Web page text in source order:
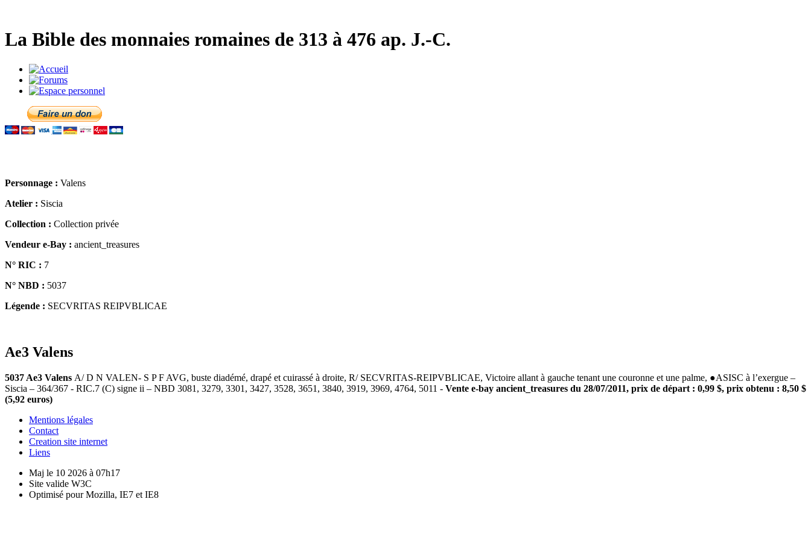
La Bible des monnaies romaines de 313 à 476 ap. J.-C.
Personnage : Valens
Atelier : Siscia
Collection : Collection privée
Vendeur e-Bay : ancient_treasures
N° RIC : 7
N° NBD : 5037
Légende : SECVRITAS REIPVBLICAE
Ae3 Valens
5037 Ae3 Valens A/ D N VALEN- S P F AVG, buste diadémé, drapé et cuirassé à droite, R/ SECVRITAS-REIPVBLICAE, Victoire allant à gauche tenant une couronne et une palme, ●ASISC à l’exergue –
Siscia – 364/367 - RIC.7 (C) signe ii – NBD 3081, 3279, 3301, 3427, 3528, 3651, 3840, 3919, 3969, 4764, 5011 - Vente e-bay ancient_treasures du 28/07/2011, prix de départ : 0,99 $, prix obtenu : 8,50 $
(5,92 euros)
Mentions légales
Contact
Creation site internet
Liens
Maj le 10 2026 à 07h17
Site valide W3C
Optimisé pour Mozilla, IE7 et IE8